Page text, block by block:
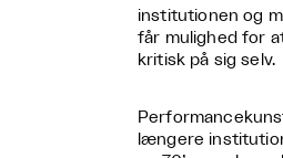
institutionen og
får mulighed for
kritisk på sig selv.
længere